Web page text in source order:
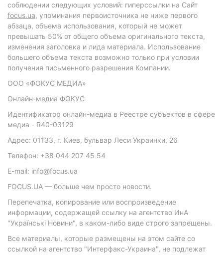
соблюдении следующих условий: гиперссылки на Сайт
focus.ua, упоминания первоисточника не ниже первого
абзаца, объема использования, который не может
превышать 50% от общего объема оригинального текста,
изменения заголовка и лида материала. Использование
большего объема текста возможно только при условии
получения письменного разрешения Компании.
ООО «ФОКУС МЕДИА»
Онлайн-медиа ФОКУС
Идентификатор онлайн-медиа в Реестре субъектов в сфере
медиа - R40-03129
Адрес: 01133, г. Киев, бульвар Леси Украинки, 26
Телефон: +38 044 207 45 54
E-mail: info@focus.ua
FOCUS.UA — больше чем просто новости.
Перепечатка, копирование или воспроизведение
информации, содержащей ссылку на агентство ИнА
"Українські Новини", в каком-либо виде строго запрещены.
Все материалы, которые размещены на этом сайте со
ссылкой на агентство "Интерфакс-Украина", не подлежат